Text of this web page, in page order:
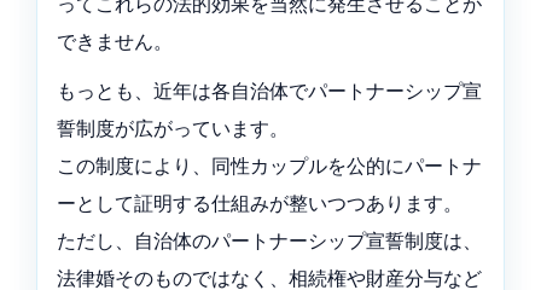
できません。
もっとも、近年は各自治体でパートナーシップ宣
誓制度が広がっています。
この制度により、同性カップルを公的にパートナ
ーとして証明する仕組みが整いつつあります。
ただし、自治体のパートナーシップ宣誓制度は、
法律婚そのものではなく、相続権や財産分与など